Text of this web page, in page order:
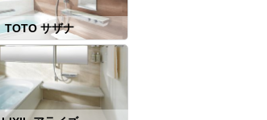
TOTO サザナ